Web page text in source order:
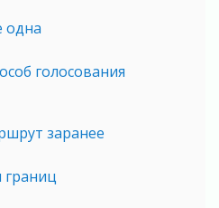
одна
голосования
заранее
границ